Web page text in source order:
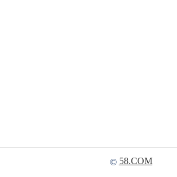
© 58.COM